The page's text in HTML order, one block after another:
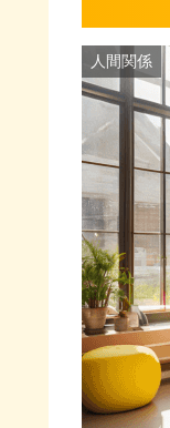
人間関係